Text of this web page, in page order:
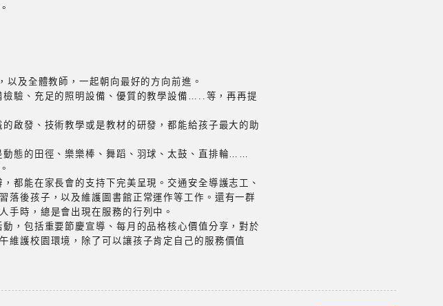
及全體教師，一起朝向最好的方向前進。
驗、充足的照明設備、優質的教學設備…..等，再再提
啟發、技術教學或是教材的研發，都能給孩子最大的助
態的田徑、樂樂棒、舞蹈、羽球、太鼓、直排輪……
都能在家長會的支持下完美呈現。交通安全導護志工、
落後孩子，以及維護圖書館正常運作等工作。還有一群
手時，總是會出現在服務的行列中。
，包括重要節慶宣導、每月的品格核心價值分享，對於
維護校園環境，除了可以讓孩子肯定自己的服務價值